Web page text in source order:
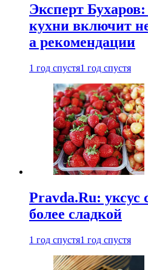
Эксперт
кухни включит
а рекомендации
1 год спустя1 год спустя
Pravda.Ru: уксус
более сладкой
1 год спустя1 год спустя